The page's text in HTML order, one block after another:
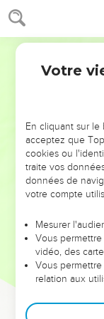
NE
ET SI LEURS
leur foi ou leur
et les saisons
Dans cette
clés pour
Votre
En cliquant sur
acceptez que
cookies ou
traite vos
données de
votre compte
Mesurer
Vous
vidéo, des
Vous
relation aux